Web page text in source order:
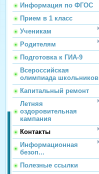
Информация по ФГОС
Прием в 1 класс
Ученикам
Родителям
Подготовка к ГИА-9
Всероссийская
олимпиада школьников
Капитальный ремонт
Летняя
оздоровительная
кампания
Контакты
Информационная
безоп...
Полезные ссылки